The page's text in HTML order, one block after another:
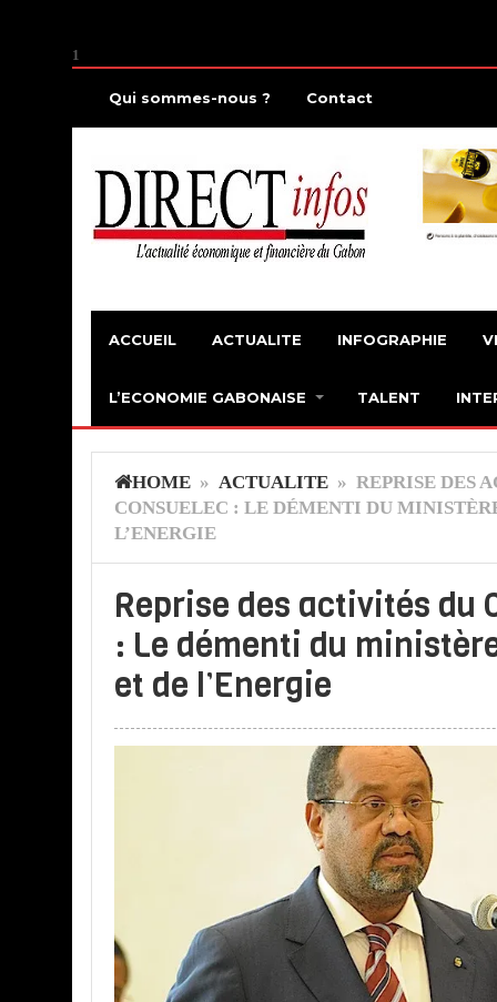
1
Qui sommes-nous ? Contact
ACCUEIL ACTUALITE INFOGRAPHIE
L’ECONOMIE GABONAISE TALENT
HOME » ACTUALITE » REPRISE DES
CONSUELEC : LE DÉMENTI DU
L’ENERGIE
Reprise des activités du
: Le démenti du
et de l’Energie